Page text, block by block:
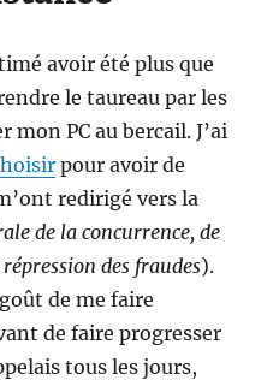
avoir été plus que
le taureau par les
PC au bercail. J’ai
pour avoir de
redirigé vers la
de la concurrence, de
des fraudes).
de me faire
de faire progresser
tous les jours,